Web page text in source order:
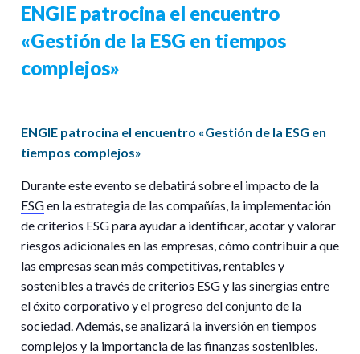
ENGIE patrocina el encuentro
«Gestión de la ESG en tiempos
complejos»
ENGIE patrocina el encuentro «Gestión de la ESG en
tiempos complejos»
Durante este evento se debatirá sobre el impacto de la
ESGen la estrategia de las compañías, la implementación
de criterios ESG para ayudar a identificar, acotar y valorar
riesgos adicionales en las empresas, cómo contribuir a que
las empresas sean más competitivas, rentables y
sostenibles a través de criterios ESG y las sinergias entre
el éxito corporativo y el progreso del conjunto de la
sociedad. Además, se analizará la inversión en tiempos
complejos y la importancia de las finanzas sostenibles.